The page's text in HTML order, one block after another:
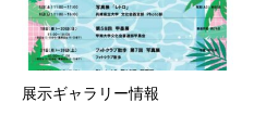
展示ギャラリー情報